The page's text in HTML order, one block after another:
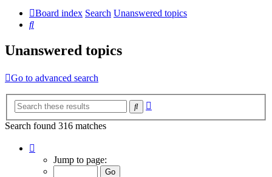
Board index Search Unanswered topics
Search
Unanswered topics
Go to advanced search
Search
Search found 316 matches
Jump to page: